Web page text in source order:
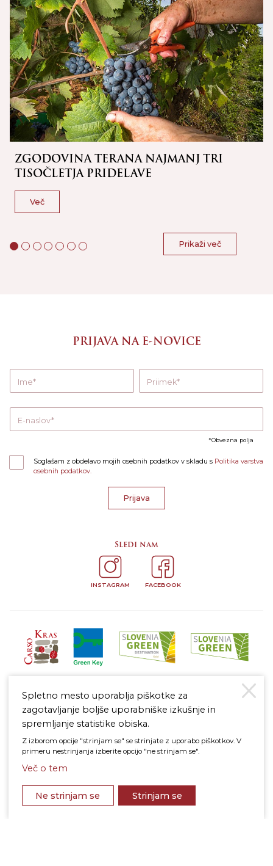
ZGODOVINA TERANA NAJMANJ TRI
TISOČLETJA PRIDELAVE
Več
Prikaži več
PRIJAVA NA E-NOVICE
Ime Priimek
E-naslov
Obvezna polja
Soglašam z obdelavo mojih osebnih podatkov v skladu s Politika varstva
osebnih podatkov.
Prijava
Sledi nam
INSTAGRAM FACEBOOK
© 2026 Štanjel
Pravno obvestilo
Politika varstva osebnih podatkov
Spletno mesto uporablja piškotke za
zagotavljanje boljše uporabniške izkušnje in
spremljanje statistike obiska.
Z izborom opcije "strinjam se" se strinjate z uporabo piškotkov. V
primeru nestrinjanja izberite opcijo "ne strinjam se".
Več o tem
Ne strinjam se Strinjam se